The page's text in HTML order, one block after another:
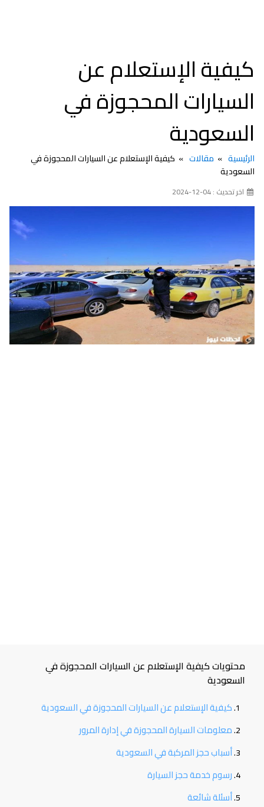
كيفية الإستعلام عن
السيارات المحجوزة في
السعودية
الرئيسية مقالات
كيفية الإستعلام عن السيارات المحجوزة في
السعودية
اخر تحديث : 04-12-2024
محتويات كيفية الإستعلام عن السيارات المحجوزة في
السعودية
كيفية الإستعلام عن السيارات المحجوزة في السعودية
معلومات السيارة المحجوزة في إدارة المرور
أسباب حجز المركبة في السعودية
رسوم خدمة حجز السيارة
أسئلة شائعة